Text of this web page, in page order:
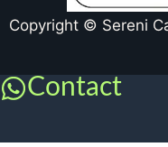
Copyright © Sereni
Contact